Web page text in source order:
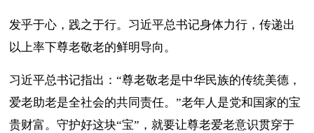
发乎于心，践之于行。习近平总书记身体力行，传递出
以上率下尊老敬老的鲜明导向。
习近平总书记指出：“尊老敬老是中华民族的传统美德，
爱老助老是全社会的共同责任。”老年人是党和国家的宝
贵财富。守护好这块“宝”，就要让尊老爱老意识贯穿于